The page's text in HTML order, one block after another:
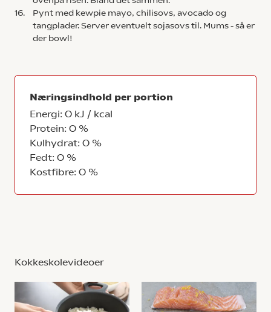
16.
Pynt med kewpie mayo, chilisovs, avocado og
tangplader. Server eventuelt sojasovs til. Mums - så er
der bowl!
Næringsindhold per portion
Energi: 0 kJ / kcal
Protein: 0 %
Kulhydrat: 0 %
Fedt: 0 %
Kostfibre: 0 %
Kokkeskolevideoer